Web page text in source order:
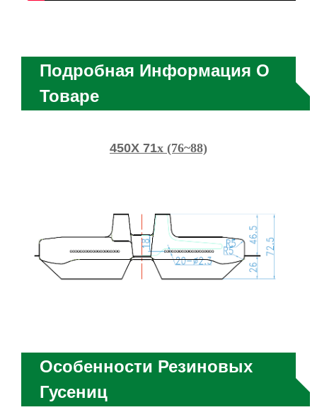
Подробная Информация О
Товаре
450X 71x (76~88)
Особенности Резиновых
Гусениц